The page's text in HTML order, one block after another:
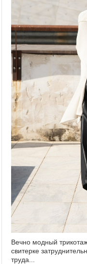
Вечно модный
свитерке
труда...